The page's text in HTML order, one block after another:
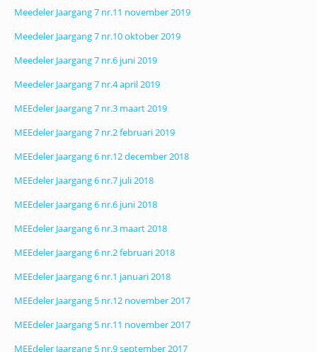
Meedeler Jaargang 7 nr.11 november 2019
Meedeler Jaargang 7 nr.10 oktober 2019
Meedeler Jaargang 7 nr.6 juni 2019
Meedeler Jaargang 7 nr.4 april 2019
MEEdeler Jaargang 7 nr.3 maart 2019
MEEdeler Jaargang 7 nr.2 februari 2019
MEEdeler Jaargang 6 nr.12 december 2018
MEEdeler Jaargang 6 nr.7 juli 2018
MEEdeler Jaargang 6 nr.6 juni 2018
MEEdeler Jaargang 6 nr.3 maart 2018
MEEdeler Jaargang 6 nr.2 februari 2018
MEEdeler Jaargang 6 nr.1 januari 2018
MEEdeler Jaargang 5 nr.12 november 2017
MEEdeler Jaargang 5 nr.11 november 2017
MEEdeler Jaargang 5 nr.9 september 2017